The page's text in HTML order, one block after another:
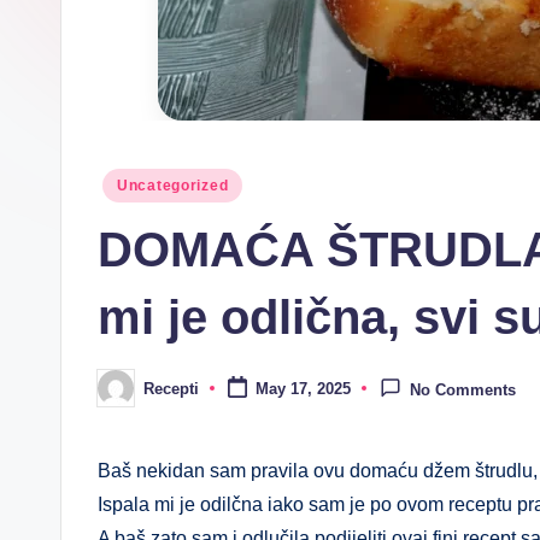
Posted
Uncategorized
DOMAĆA
mi je odlična, svi
Posted
by
Recepti May 17, 2025 No Comments
Baš nekidan sam pravila ovu domaću džem
Ispala mi je odilčna iako sam je po ovom receptu